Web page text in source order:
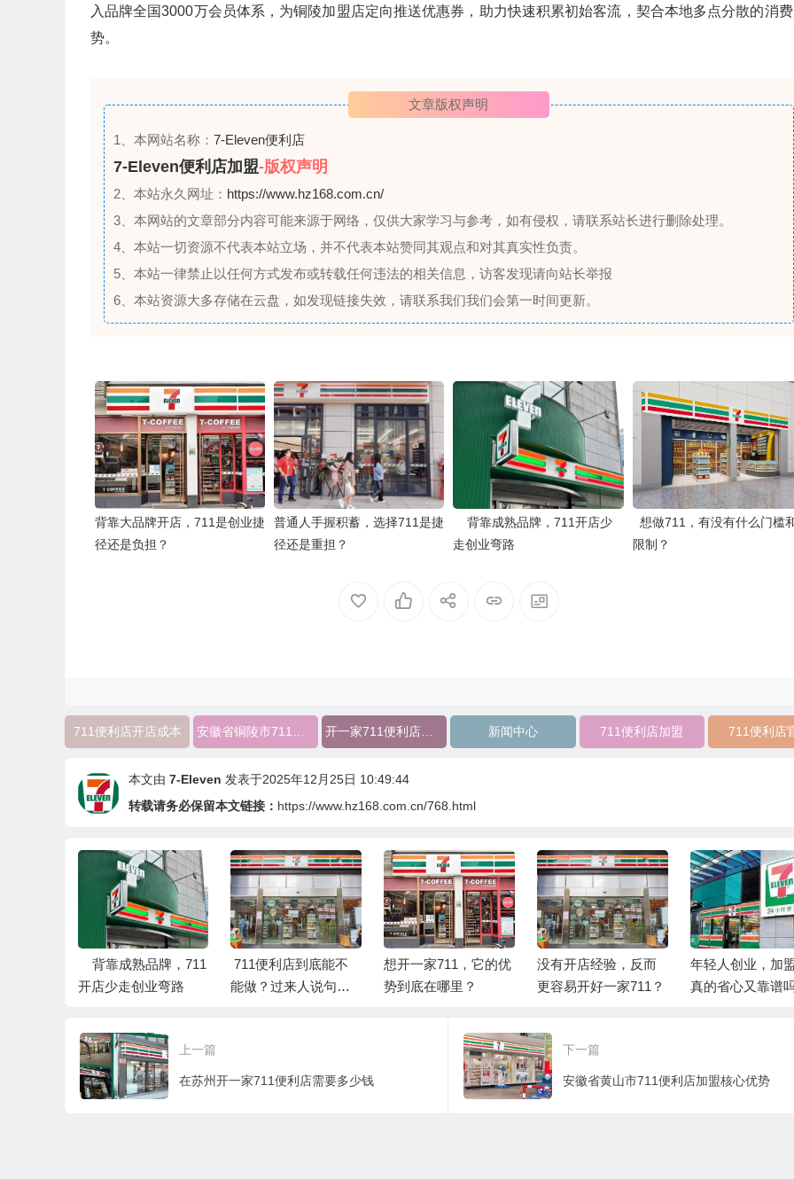
入品牌全国3000万会员体系，为铜陵加盟店定向推送优惠券，助力快速积累初始客流，契合本地多点分散的消
势。
文章版权声明
1、本网站名称： 7-Eleven便利店
7-Eleven便利店加盟-版权声明
2、本站永久网址： https://www.hz168.com.cn/
3、本网站的文章部分内容可能来源于网络，仅供大家学习与参考，如有侵权，请联系站长进行删除处理。
4、本站一切资源不代表本站立场，并不代表本站赞同其观点和对其真实性负责。
5、本站一律禁止以任何方式发布或转载任何违法的相关信息，访客发现请向站长举报
6、本站资源大多存储在云盘，如发现链接失效，请联系我们我们会第一时间更新。
背靠大品牌开店，711是创业捷
径还是负担？
普通人手握积蓄，选择711是捷
径还是重担？
背靠成熟品牌，711开店少
走创业弯路
想做711，有没有什么门槛
限制？
711便利店开店成本 安徽省铜陵市711便利店加盟 开一家711便利店需要多少钱 新闻中心 711便利店加盟 711便利店
本文由 7-Eleven 发表于2025年12月25日 10:49:44
转载请务必保留本文链接： https://www.hz168.com.cn/768.html
背靠成熟品牌，711
开店少走创业弯路
711便利店到底能不
能做？过来人说句实
想开一家711，它的优
势到底在哪里？
没有开店经验，反而
更容易开好一家711？
年轻人创业，加
真的省心又靠谱
上一篇
在苏州开一家711便利店需要多少钱
下一篇
安徽省黄山市711便利店加盟核心优势